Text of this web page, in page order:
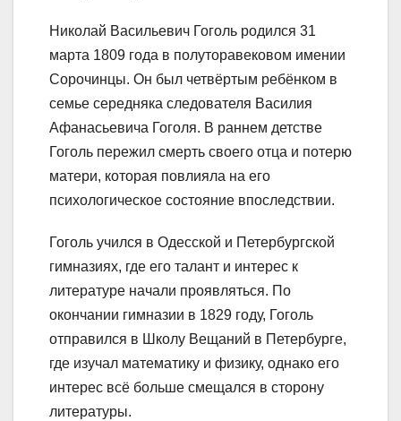
Николай Васильевич Гоголь родился 31
марта 1809 года в полуторавековом имении
Сорочинцы. Он был четвёртым ребёнком в
семье середняка следователя Василия
Афанасьевича Гоголя. В раннем детстве
Гоголь пережил смерть своего отца и потерю
матери, которая повлияла на его
психологическое состояние впоследствии.
Гоголь учился в Одесской и Петербургской
гимназиях, где его талант и интерес к
литературе начали проявляться. По
окончании гимназии в 1829 году, Гоголь
отправился в Школу Вещаний в Петербурге,
где изучал математику и физику, однако его
интерес всё больше смещался в сторону
литературы.